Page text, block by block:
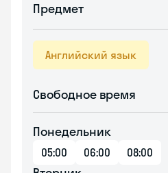
Предмет
Английский язык
Свободное время
Понедельник
05:00 06:00 08:00